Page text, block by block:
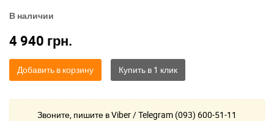
В наличии
4 940 грн.
Добавить в корзину
Звоните, пишите в Viber / Telegram (093) 600-51-11